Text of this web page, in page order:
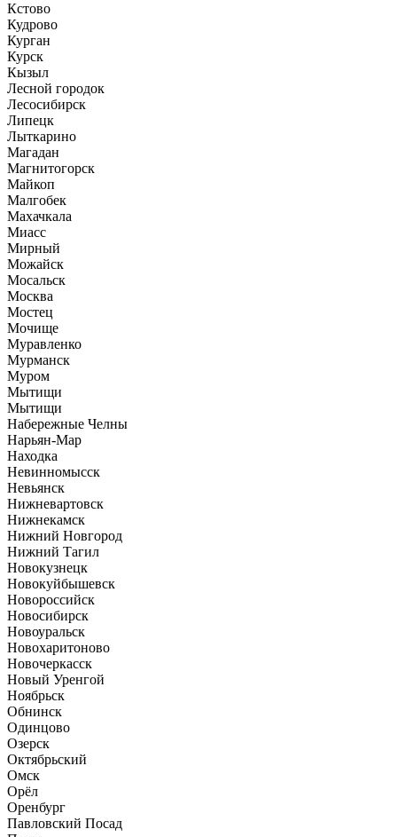
Кстово
Кудрово
Курган
Курск
Кызыл
Лесной городок
Лесосибирск
Липецк
Лыткарино
Магадан
Магнитогорск
Майкоп
Малгобек
Махачкала
Миасс
Мирный
Можайск
Мосальск
Москва
Мостец
Мочище
Муравленко
Мурманск
Муром
Мытищи
Мытищи
Набережные Челны
Нарьян-Мар
Находка
Невинномысск
Невьянск
Нижневартовск
Нижнекамск
Нижний Новгород
Нижний Тагил
Новокузнецк
Новокуйбышевск
Новороссийск
Новосибирск
Новоуральск
Новохаритоново
Новочеркасск
Новый Уренгой
Ноябрьск
Обнинск
Одинцово
Озерск
Октябрьский
Омск
Орёл
Оренбург
Павловский Посад